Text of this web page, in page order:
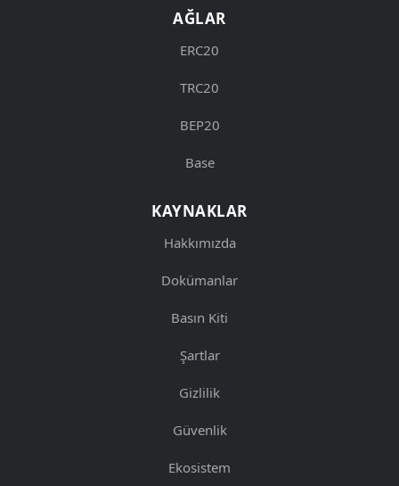
AĞLAR
ERC20
TRC20
BEP20
Base
KAYNAKLAR
Hakkımızda
Dokümanlar
Basın Kiti
Şartlar
Gizlilik
Güvenlik
Ekosistem